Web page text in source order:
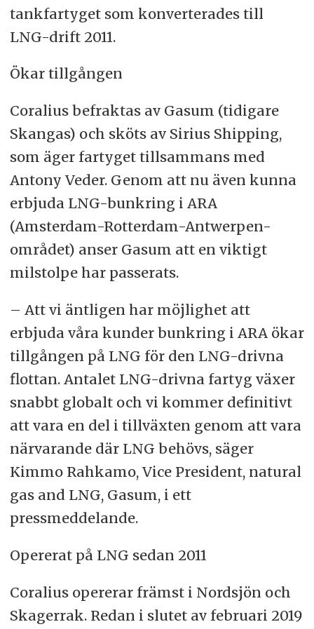
tankfartyget som konverterades till
LNG-drift 2011.
Ökar tillgången
Coralius befraktas av Gasum (tidigare
Skangas) och sköts av Sirius Shipping,
som äger fartyget tillsammans med
Antony Veder. Genom att nu även kunna
erbjuda LNG-bunkring i ARA
(Amsterdam-Rotterdam-Antwerpen-
området) anser Gasum att en viktigt
milstolpe har passerats.
– Att vi äntligen har möjlighet att
erbjuda våra kunder bunkring i ARA ökar
tillgången på LNG för den LNG-drivna
flottan. Antalet LNG-drivna fartyg växer
snabbt globalt och vi kommer definitivt
att vara en del i tillväxten genom att vara
närvarande där LNG behövs, säger
Kimmo Rahkamo, Vice President, natural
gas and LNG, Gasum, i ett
pressmeddelande.
Opererat på LNG sedan 2011
Coralius opererar främst i Nordsjön och
Skagerrak. Redan i slutet av februari 2019